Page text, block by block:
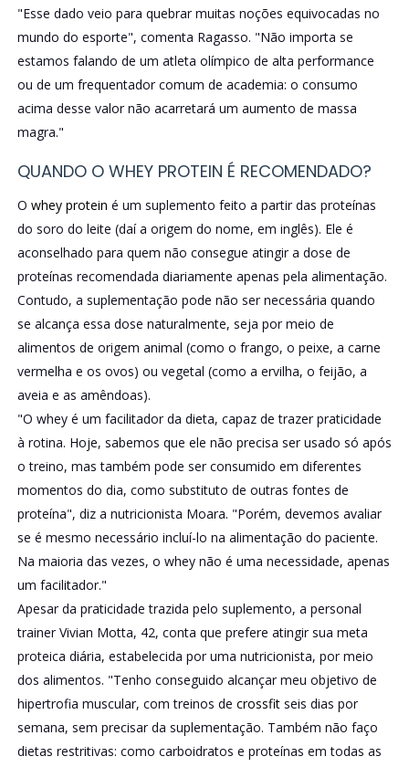
"Esse dado veio para quebrar muitas noções equivocadas no
mundo do esporte", comenta Ragasso. "Não importa se
estamos falando de um atleta olímpico de alta performance
ou de um frequentador comum de academia: o consumo
acima desse valor não acarretará um aumento de massa
magra."
QUANDO O WHEY PROTEIN É RECOMENDADO?
O whey protein é um suplemento feito a partir das proteínas
do soro do leite (daí a origem do nome, em inglês). Ele é
aconselhado para quem não consegue atingir a dose de
proteínas recomendada diariamente apenas pela alimentação.
Contudo, a suplementação pode não ser necessária quando
se alcança essa dose naturalmente, seja por meio de
alimentos de origem animal (como o frango, o peixe, a carne
vermelha e os ovos) ou vegetal (como a ervilha, o feijão, a
aveia e as amêndoas).
"O whey é um facilitador da dieta, capaz de trazer praticidade
à rotina. Hoje, sabemos que ele não precisa ser usado só após
o treino, mas também pode ser consumido em diferentes
momentos do dia, como substituto de outras fontes de
proteína", diz a nutricionista Moara. "Porém, devemos avaliar
se é mesmo necessário incluí-lo na alimentação do paciente.
Na maioria das vezes, o whey não é uma necessidade, apenas
um facilitador."
Apesar da praticidade trazida pelo suplemento, a personal
trainer Vivian Motta, 42, conta que prefere atingir sua meta
proteica diária, estabelecida por uma nutricionista, por meio
dos alimentos. "Tenho conseguido alcançar meu objetivo de
hipertrofia muscular, com treinos de crossfit seis dias por
semana, sem precisar da suplementação. Também não faço
dietas restritivas: como carboidratos e proteínas em todas as